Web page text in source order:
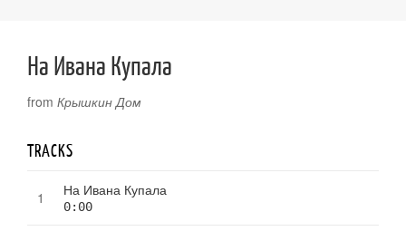
На Ивана Купала
from Крышкин Дом
TRACKS
На Ивана Купала
0:00